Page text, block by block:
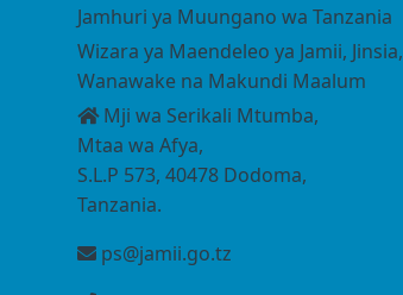
Jamhuri ya Muungano wa Tanzania
Wizara ya Maendeleo ya Jamii, Jinsia,
Wanawake na Makundi Maalum
Mji wa Serikali Mtumba,
Mtaa wa Afya,
S.L.P 573, 40478 Dodoma,
Tanzania.
ps@jamii.go.tz